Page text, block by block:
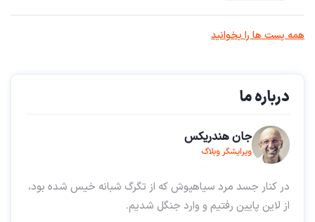
همه پست ها را بخوانید
درباره ما
جان هندریکس
ویرایشگر وبلاگ
در کنار جسد مرد سیاهپوش که از تگرگ شبانه خیس شده بود،
از لاین پایین رفتیم و وارد جنگل شدیم.